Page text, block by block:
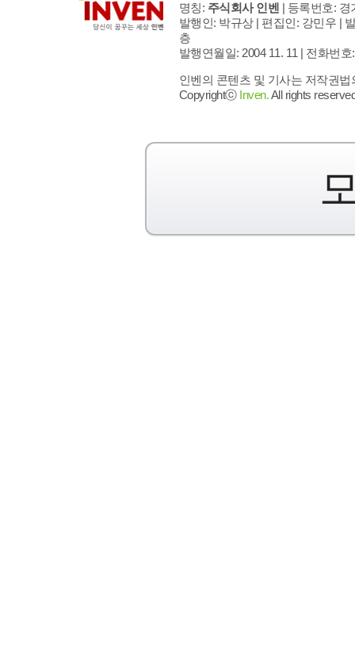
명칭: 주식회사 인벤 | 등록번호: 경
발행인: 박규상 | 편집인: 강민우 |
층
발행연월일: 2004 11. 11 | 전화번호
인벤의 콘텐츠 및 기사는 저작권
Copyrightⓒ Inven.All rights